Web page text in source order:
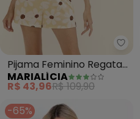
Pijama Feminino Regata
Estampado (Amarelo)
MARIALÍCIA
R$ 43,96R$ 109,90
-65%